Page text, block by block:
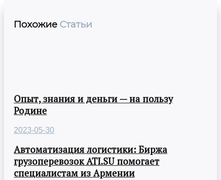
Похожие Статьи
Опыт, знания и деньги — на пользу
Родине
2023-05-30
Автоматизация логистики: Биржа
грузоперевозок ATI.SU помогает
специалистам из Армении